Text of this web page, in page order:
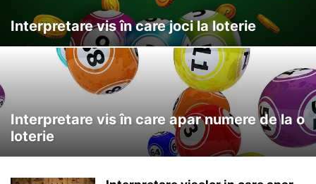
Interpretare vis în care joci la loterie
Interpretare vis în care apar numere de la o
loterie